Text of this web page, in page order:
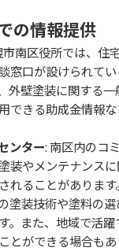
の情報提供
市南区役所では、住
窓口が設けられて
外壁塗装に関する
できる助成金情報
ンター: 南区内のコ
装やメンテナンス
れることがありま
塗装技術や塗料の
。また、地域で活
とができる場合もあ